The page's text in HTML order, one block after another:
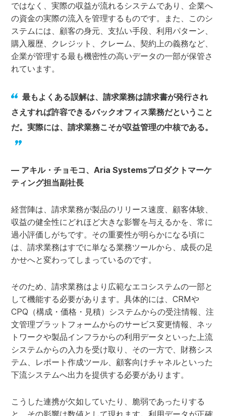
ではなく、実際の収益が流れるシステムであり、企業へ
の資金の実際の流入を管理するものです。また、このシ
ステムには、顧客の身元、支払い手段、利用パターン、
購入履歴、クレジット、クレーム、契約上の義務など、
企業が管理する最も機密性の高いデータの一部が保管さ
れています。
最もよくある誤解は、請求業務は請求書が発行され
さえすれば許容できるバックオフィス業務だということ
だ。実際には、請求業務こそが収益管理の中核である。
— アキル・チョモコ、Aria Systemsプロダクトマーケ
ティング担当副社長
経営陣は、請求業務が製品のリリース速度、顧客体験、
収益の健全性にどれほど大きな影響を与えるかを、常に
過小評価しがちです。その重要性が明らかになる頃に
は、請求業務はすでに単なる業務ツールから、成長の足
かせへと変わってしまっているのです。
そのため、請求業務はより広範なエコシステムの一部と
して機能する必要があります。具体的には、CRMや
CPQ（構成・価格・見積）システムからの受注情報、注
文管理プラットフォームからのサービス変更情報、ネッ
トワークや製品インフラからの利用データといった上流
システムからの入力を受け取り、その一方で、財務シス
テム、レポート作成ツール、顧客向けチャネルといった
下流システムへ出力を提供する必要があります。
こうした連携が欠如していたり、脆弱であったりする
と、その影響は数値として現れます。利用データが正確